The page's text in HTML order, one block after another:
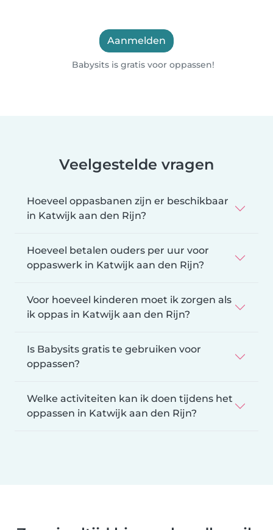
Aanmelden
Babysits is gratis voor oppassen!
Veelgestelde vragen
Hoeveel oppasbanen zijn er beschikbaar
in Katwijk aan den Rijn?
Hoeveel betalen ouders per uur voor
oppaswerk in Katwijk aan den Rijn?
Voor hoeveel kinderen moet ik zorgen als
ik oppas in Katwijk aan den Rijn?
Is Babysits gratis te gebruiken voor
oppassen?
Welke activiteiten kan ik doen tijdens het
oppassen in Katwijk aan den Rijn?